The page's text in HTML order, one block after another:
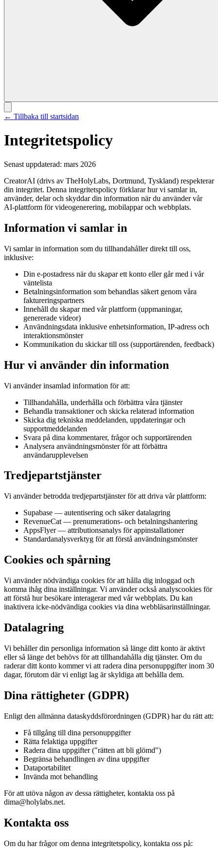
← Tillbaka till startsidan
Integritetspolicy
Senast uppdaterad: mars 2026
CreatorAI (drivs av TheHolyLabs, Dortmund, Tyskland) respekterar
din integritet. Denna integritetspolicy förklarar hur vi samlar in,
använder, delar och skyddar din information när du använder vår
AI-plattform för videogenerering, mobilappar och webbplats.
Information vi samlar in
Vi samlar in information som du tillhandahåller direkt till oss,
inklusive:
Din e-postadress när du skapar ett konto eller går med i vår
väntelista
Betalningsinformation som behandlas säkert genom våra
faktureringspartners
Innehåll du skapar med vår plattform (uppmaningar,
genererade videor)
Användningsdata inklusive enhetsinformation, IP-adress och
interaktionsmönster
Kommunikation du skickar till oss (supportärenden, feedback)
Hur vi använder din information
Vi använder insamlad information för att:
Tillhandahålla, underhålla och förbättra våra tjänster
Behandla transaktioner och skicka relaterad information
Skicka dig tekniska meddelanden, uppdateringar och
supportmeddelanden
Svara på dina kommentarer, frågor och supportärenden
Analysera användningsmönster för att förbättra
användarupplevelsen
Tredjepartstjänster
Vi använder betrodda tredjepartstjänster för att driva vår plattform:
Supabase — autentisering och säker datalagring
RevenueCat — prenumerations- och betalningshantering
AppsFlyer — attributionsanalys för appinstallationer
Standardanalysverktyg för att förstå användningsmönster
Cookies och spårning
Vi använder nödvändiga cookies för att hålla dig inloggad och
komma ihåg dina inställningar. Vi använder också analyscookies för
att förstå hur besökare interagerar med vår webbplats. Du kan
inaktivera icke-nödvändiga cookies via dina webbläsarinställningar.
Datalagring
Vi behåller din personliga information så länge ditt konto är aktivt
eller så länge det behövs för att tillhandahålla dig tjänster. Om du
raderar ditt konto kommer vi att radera dina personuppgifter inom 30
dagar, förutom där vi enligt lag är skyldiga att behålla dem.
Dina rättigheter (GDPR)
Enligt den allmänna dataskyddsförordningen (GDPR) har du rätt att:
Få tillgång till dina personuppgifter
Rätta felaktiga uppgifter
Radera dina uppgifter ("rätten att bli glömd")
Begränsa behandlingen av dina uppgifter
Dataportabilitet
Invända mot behandling
För att utöva någon av dessa rättigheter, kontakta oss på
dima@holylabs.net.
Kontakta oss
Om du har frågor om denna integritetspolicy, kontakta oss på: